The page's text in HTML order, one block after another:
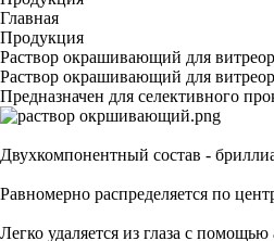
Главная
Продукция
Раствор окрашивающий для
Раствор окрашивающий для
Предназначен для селективного
Двухкомпонентный состав -
Равномерно распределяется по
Легко удаляется из глаза с